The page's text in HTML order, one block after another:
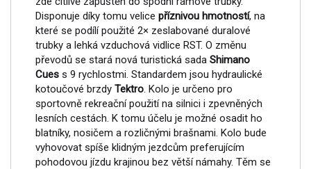
Disponuje díky tomu velice příznivou hmotností, na
které se podílí použité 2× zeslabované duralové
trubky a lehká vzduchová vidlice RST. O změnu
převodů se stará nová turistická sada Shimano
Cues s 9 rychlostmi. Standardem jsou hydraulické
kotoučové brzdy Tektro. Kolo je určeno pro
sportovně rekreační použití na silnici i zpevněných
lesních cestách. K tomu účelu je možné osadit ho
blatníky, nosičem a rozličnými brašnami. Kolo bude
vyhovovat spíše klidným jezdcům preferujícím
pohodovou jízdu krajinou bez větší námahy. Těm se